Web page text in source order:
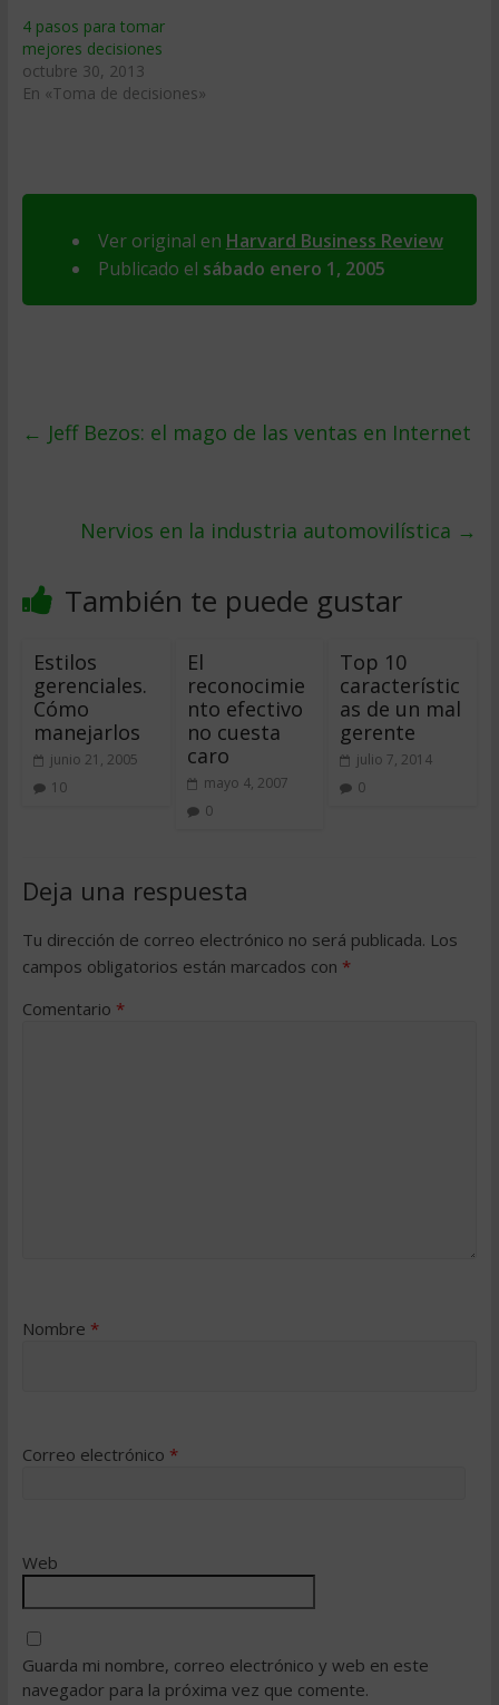
4 pasos para tomar
mejores decisiones
octubre 30, 2013
En «Toma de decisiones»
Ver original en Harvard Business Review
Publicado el sábado enero 1, 2005
← Jeff Bezos: el mago de las ventas en Internet
Nervios en la industria automovilística →
También te puede gustar
Estilos
gerenciales.
Cómo
manejarlos
junio 21, 2005
10
El
reconocimie
nto efectivo
no cuesta
caro
mayo 4, 2007
0
Top 10
característic
as de un mal
gerente
julio 7, 2014
0
Deja una respuesta
Tu dirección de correo electrónico no será publicada. Los
campos obligatorios están marcados con *
Comentario *
Nombre *
Correo electrónico *
Web
Guarda mi nombre, correo electrónico y web en este
navegador para la próxima vez que comente.